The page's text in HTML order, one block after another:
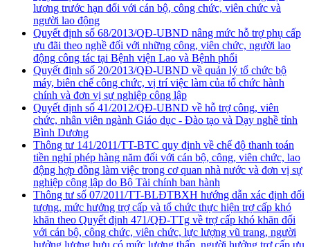
lương trước hạn đối với cán bộ, công chức, viên chức và
người lao động
Quyết định số 68/2013/QĐ-UBND nâng mức hỗ trợ phụ cấp
ưu đãi theo nghề đối với những công, viên chức, người lao
động công tác tại Bệnh viện Lao và Bệnh phổi
Quyết định số 20/2013/QĐ-UBND về quản lý tổ chức bộ
máy, biên chế công chức, vị trí việc làm của tổ chức hành
chính và đơn vị sự nghiệp công lập
Quyết định số 41/2012/QĐ-UBND về hỗ trợ công, viên
chức, nhân viên ngành Giáo dục - Đào tạo và Dạy nghề tỉnh
Bình Dương
Thông tư 141/2011/TT-BTC quy định về chế độ thanh toán
tiền nghỉ phép hàng năm đối với cán bộ, công, viên chức, lao
động hợp đồng làm việc trong cơ quan nhà nước và đơn vị sự
nghiệp công lập do Bộ Tài chính ban hành
Thông tư số 07/2011/TT-BLĐTBXH hướng dẫn xác định đối
tượng, mức hưởng trợ cấp và tổ chức thực hiện trợ cấp khó
khăn theo Quyết định 471/QĐ-TTg về trợ cấp khó khăn đối
với cán bộ, công chức, viên chức, lực lượng vũ trang, người